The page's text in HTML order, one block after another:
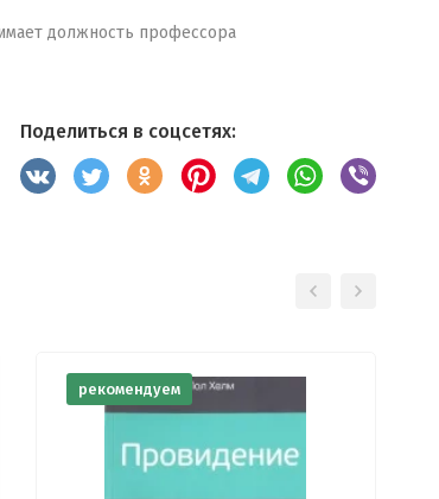
должность профессора
Поделиться в соцсетях:
рекомендуем